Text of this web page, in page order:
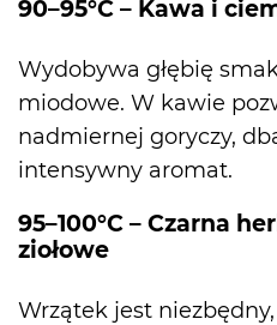
90–95°C – Kawa i
Wydobywa głębię
miodowe. W kawie
nadmiernej goryczy,
intensywny aromat.
95–100°C – Czarna
ziołowe
Wrzątek jest